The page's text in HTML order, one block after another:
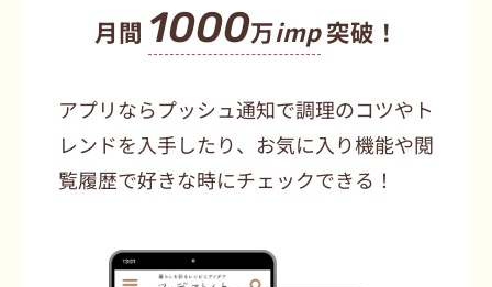
月間 1000万imp突破！
アプリならプッシュ通知で調理のコツやト
レンドを入手したり、お気に入り機能や閲
覧履歴で好きな時にチェックできる！